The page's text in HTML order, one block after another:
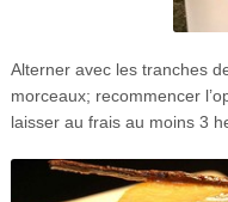
Alterner avec les tranches
morceaux; recommencer
laisser au frais au moins 3